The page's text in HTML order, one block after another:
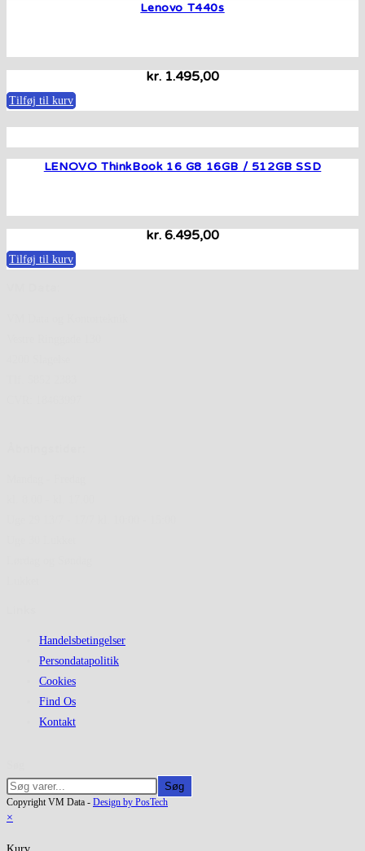
Lenovo T440s
kr. 1.495,00
Tilføj til kurv
LENOVO ThinkBook 16 G8 16GB / 512GB SSD
kr. 6.495,00
Tilføj til kurv
Handelsbetingelser
Persondatapolitik
Cookies
Find Os
Kontakt
Søg
Copyright VM Data - Design by PosTech
×